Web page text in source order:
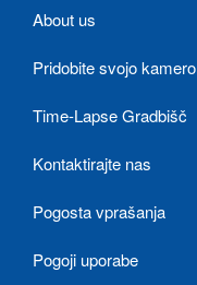
About us
Pridobite svojo kamero
Time-Lapse Gradbišč
Kontaktirajte nas
Pogosta vprašanja
Pogoji uporabe